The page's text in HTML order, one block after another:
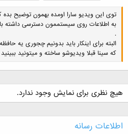
ه
ا
توی این ویدیو سارا اومده بهمون توضیح بده
به اطلاعات روی سیستممون دسترسی داشته
البته برای اینکار باید بدونیم چجوری یه
که سینا قبلا ویدیوشو ساخته و میتونید ببینید
هیچ نظری برای نمایش وجود ندارد.
اطلاعات رسانه